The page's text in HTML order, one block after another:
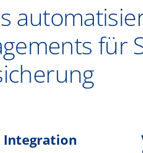
für
Integration